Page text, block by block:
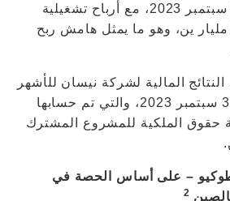
الثلاثة أشهر حتى 30 سبتمبر 2023، مع أرباح تشغيلية
موحدة قدرها 208,1 مليار ين، وهو ما يمثل هامش ربح
المالية لشركة نيسان للأشهر
الثلاثة المنتهية في 30 سبتمبر 2023، والتي تم حسابها
حقوق الملكية للمشروع المشترك
– على أساس الحصة في